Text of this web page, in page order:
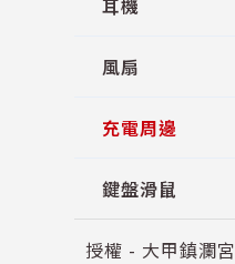
風扇
充電周邊
鍵盤滑鼠
授權 - 大甲鎮瀾宮